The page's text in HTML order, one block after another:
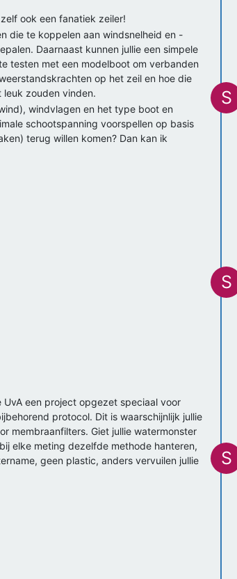
ook een fanatiek zeiler!
die te koppelen aan windsnelheid en -
Daarnaast kunnen jullie een simpele
testen met een modelboot om verbanden
op het zeil en hoe die
zouden vinden.
windvlagen en het type boot en
schootspanning voorspellen op basis
terug willen komen? Dan kan ik
S
S
een project opgezet speciaal voor
protocol. Dit is waarschijnlijk jullie
membraanfilters. Giet jullie watermonster
elke meting dezelfde methode hanteren,
geen plastic, anders vervuilen jullie
S